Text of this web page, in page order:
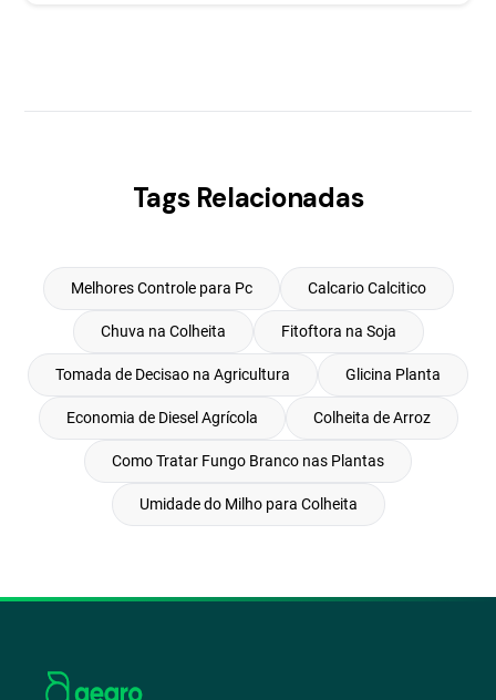
Tags Relacionadas
Melhores Controle para Pc Calcario Calcitico
Chuva na Colheita Fitoftora na Soja
Tomada de Decisao na Agricultura Glicina Planta
Economia de Diesel Agrícola Colheita de Arroz
Como Tratar Fungo Branco nas Plantas
Umidade do Milho para Colheita